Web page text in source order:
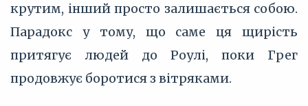
крутим, інший просто залишається собою.
Парадокс у тому, що саме ця щирість
притягує людей до Роулі, поки Грег
продовжує боротися з вітряками.